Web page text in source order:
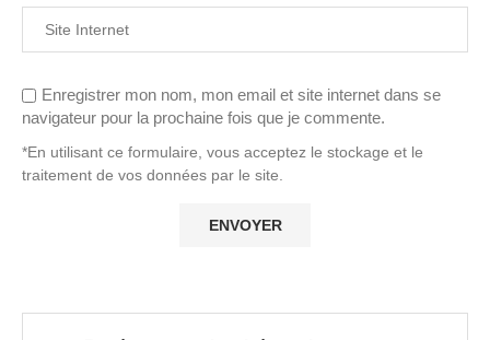
Enregistrer mon nom, mon email et site internet dans se
navigateur pour la prochaine fois que je commente.
*En utilisant ce formulaire, vous acceptez le stockage et le
traitement de vos données par le site.